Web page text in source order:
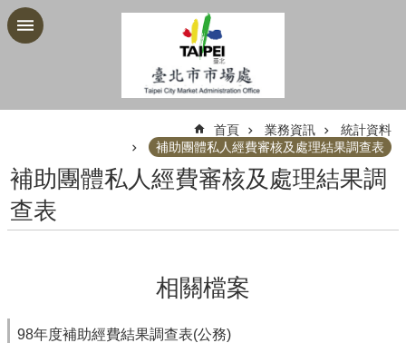
跳到主要內容區塊
首頁 業務資訊
統計資料
補助團體私人經費審核及處理結果調查表
補助團體私人經費審核及處理結果調
查表
相關檔案
98年度補助經費結果調查表(公務)